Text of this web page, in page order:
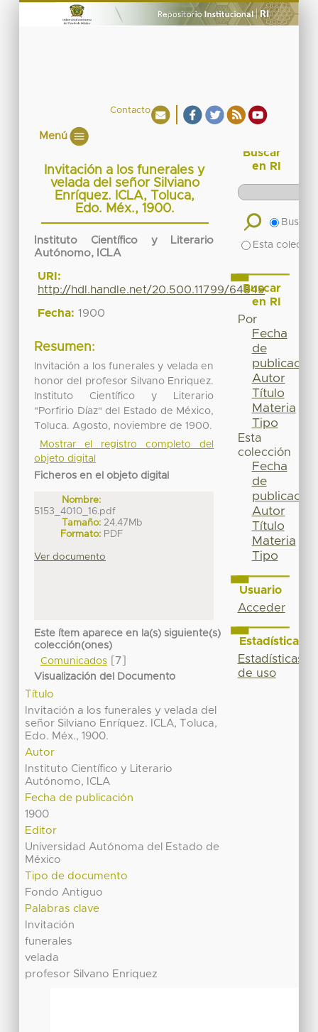
Contacto
Menú
Invitación a los funerales y
velada del señor Silviano
Enríquez. ICLA, Toluca,
Edo. Méx., 1900.
Instituto Científico y Literario
Autónomo, ICLA
URI:
http://hdl.handle.net/20.500.11799/64849
Fecha: 1900
Resumen:
Invitación a los funerales y velada en
honor del profesor Silvano Enriquez.
Instituto Científico y Literario
"Porfirio Díaz" del Estado de México,
Toluca. Agosto, noviembre de 1900.
Mostrar el registro completo del
objeto digital
Ficheros en el objeto digital
Nombre:
5153_4010_16.pdf
Tamaño: 24.47Mb
Formato: PDF
Ver documento
Este ítem aparece en la(s) siguiente(s)
colección(ones)
Comunicados[7]
Visualización del Documento
Título
Invitación a los funerales y velada del
señor Silviano Enríquez. ICLA, Toluca,
Edo. Méx., 1900.
Autor
Instituto Científico y Literario
Autónomo, ICLA
Fecha de publicación
1900
Editor
Universidad Autónoma del Estado de
México
Tipo de documento
Fondo Antiguo
Palabras clave
Invitación
funerales
velada
profesor Silvano Enriquez
Buscar
en RI
Buscar
Esta
Buscar
en RI
Por
Fecha
de
publicación
Autor
Título
Materia
Tipo
Esta
colección
Fecha
de
publicación
Autor
Título
Materia
Tipo
Usuario
Acceder
Estadísticas
Estadísticas
de uso